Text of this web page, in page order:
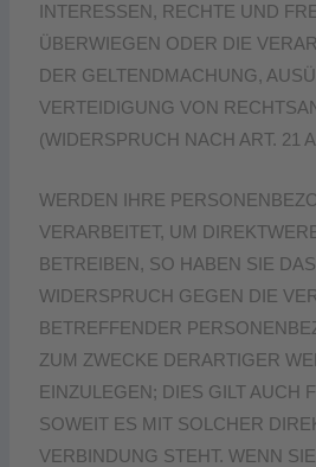
INTERESSEN, RECHTE UND
ÜBERWIEGEN ODER DIE
DER GELTENDMACHUNG,
VERTEIDIGUNG VON
(WIDERSPRUCH NACH ART. 21
WERDEN IHRE
VERARBEITET, UM
BETREIBEN, SO HABEN SIE
WIDERSPRUCH GEGEN DIE
BETREFFENDER
ZUM ZWECKE DERARTIGER
EINZULEGEN; DIES GILT AUCH
SOWEIT ES MIT SOLCHER
VERBINDUNG STEHT. WENN